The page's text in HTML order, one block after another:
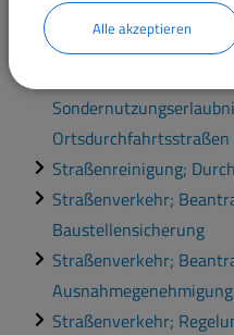
Straßenbetriebsdienst;
Straßennamen und
Ortsdurchfahrtsstraßen
Straßenreinigung;
Straßenverkehr;
Baustellensicherung
Straßenverkehr;
Ausnahmegenehmigung
Straßenverkehr;
Alle akzeptieren